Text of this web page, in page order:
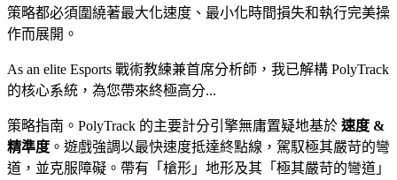
策略都必須圍繞著最大化速度、最小化時間損失和執行完美操
作而展開。
As an elite Esports 戰術教練兼首席分析師，我已解構 PolyTrack
的核心系統，為您帶來終極高分...
策略指南。PolyTrack 的主要計分引擎無庸置疑地基於 速度 &
精準度 。遊戲強調以最快速度抵達終點線，駕馭極其嚴苛的彎
道，並克服障礙。帶有「槍形」地形及其「極其嚴苛的彎道」